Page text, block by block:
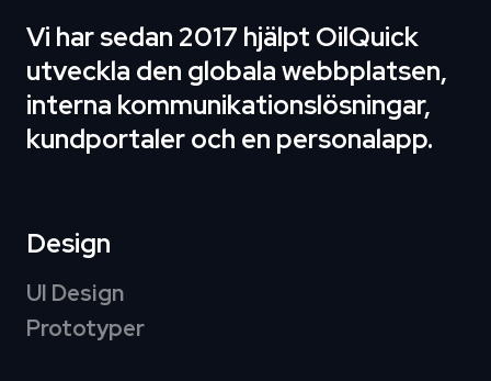
Vi har sedan 2017 hjälpt OilQuick
utveckla den globala webbplatsen,
interna kommunikationslösningar,
kundportaler och en personalapp.
Design
UI Design
Prototyper